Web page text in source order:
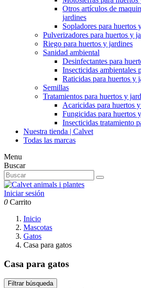
Otros artículos de
jardines
Sopladores para huertos
Pulverizadores para huertos y
Riego para huertos y jardines
Sanidad ambiental
Desinfectantes para
Insecticidas ambientales
Raticidas para huertos y
Semillas
Tratamientos para huertos y
Acaricidas para huertos
Fungicidas para huertos
Insecticidas tratamiento
Nuestra tienda | Calvet
Todas las marcas
Menu
Buscar
Iniciar sesión
0 Carrito
Inicio
Mascotas
Gatos
Casa para gatos
Casa para gatos
Filtrar búsqueda